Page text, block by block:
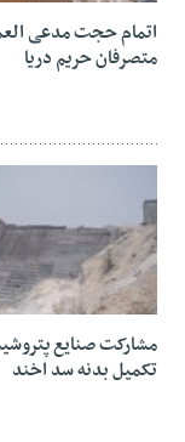
اتمام حجت مدعی
متصرفان حریم دریا
۰۹ مرداد ۱۴۰۰
مشارکت صنایع
تکمیل بدنه سد اخند